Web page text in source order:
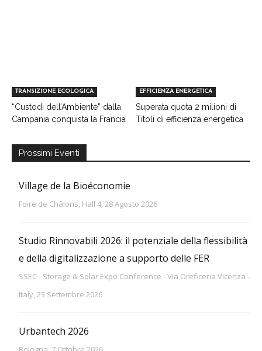
TRANSIZIONE ECOLOGICA
“Custodi dell’Ambiente” dalla
Campania conquista la Francia
EFFICIENZA ENERGETICA
Superata quota 2 milioni di
Titoli di efficienza energetica
Prossimi Eventi
Village de la Bioéconomie
Foire de Châlons, Hall 4, 28 Agosto 2026
Studio Rinnovabili 2026: il potenziale della flessibilità
e della digitalizzazione a supporto delle FER
SSEC - Storage & Solar Expo Conference - Via Oreficeria Vicenza -
Italy, 23 Settembre 2026
Urbantech 2026